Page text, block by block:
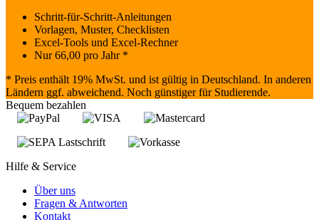
Schritt-für-Schritt-Anleitungen
Vorlagen, Muster, Checklisten
Excel-Tools und Excel-Rechner
Nur66,00 pro Jahr *
* Preis enthält 19% MwSt. und ist gültig in Deutschland. In anderen
Ländern ggf. abweichend. Noch günstiger für Studierende.
Bequem bezahlen
Hilfe & Service
Über uns
Fragen & Antworten
Kontakt